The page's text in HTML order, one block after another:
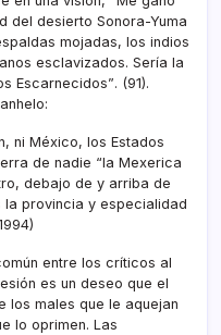
del desierto Sonora-Yuma
mojadas, los indios
esclavizados. Serí­a la
Escarnecidos”. (91).
ni México, los Estados
de nadie “la Mexerica
debajo de y arriba de
provincia y especialidad
entre los crí­ticos al
es un deseo que el
los males que le aquejan
lo oprimen. Las